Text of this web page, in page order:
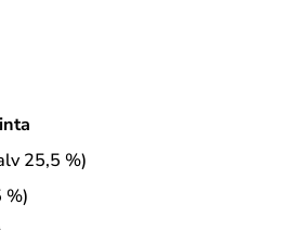
25,5 %)
%)